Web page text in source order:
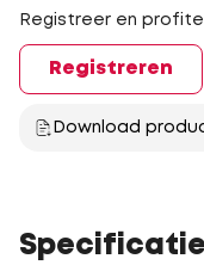
Registreer en
Registreren
Download